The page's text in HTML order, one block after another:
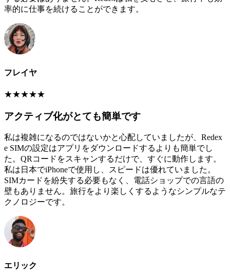
率的に仕事を続けることができます。
フレイヤ
★★★★★
アクティブ化がとても簡単です
私は複雑になるのではないかと心配していましたが、Redex
e SIMの設定はアプリをダウンロードするよりも簡単でし
た。QRコードをスキャンするだけで、すぐに動作します。
私は日本でiPhoneで使用し、スピードは優れていました。
SIMカードを紛失する必要もなく、電話ショップでの言語の
壁もありません。旅行をより楽しくするようなシンプルなテ
クノロジーです。
エリック